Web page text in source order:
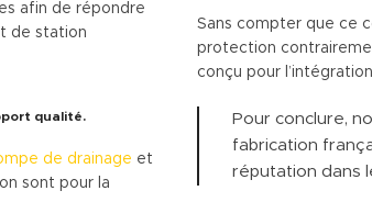
afin de répondre
de station
qualité.
de drainage et
sont pour la
Sans compter que ce
protection
conçu pour
Pour conclure,
fabrication
réputation dans